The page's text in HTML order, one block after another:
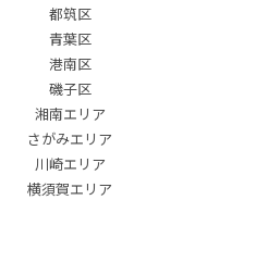
都筑区
青葉区
港南区
磯子区
湘南エリア
さがみエリア
川崎エリア
横須賀エリア